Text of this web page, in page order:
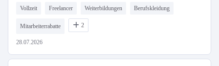
Vollzeit Freelancer Weiterbildungen Berufskleidung
Mitarbeiterrabatte 2
28.07.2026